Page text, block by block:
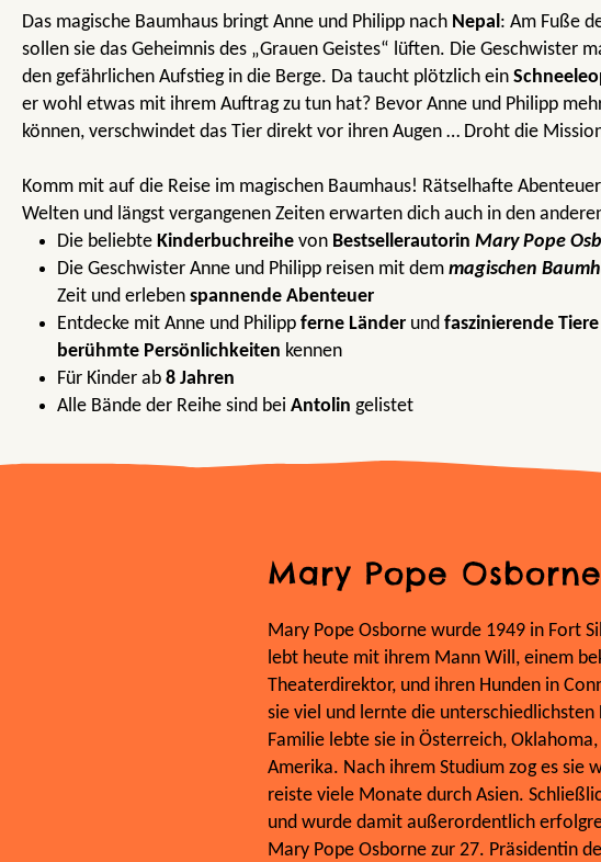
Das magische Baumhaus bringt Anne und Philipp nach Nepal: Am Fuße
sollen sie das Geheimnis des „Grauen Geistes“ lüften. Die Geschwister
den gefährlichen Aufstieg in die Berge. Da taucht plötzlich ein
er wohl etwas mit ihrem Auftrag zu tun hat? Bevor Anne und Philipp
können, verschwindet das Tier direkt vor ihren Augen … Droht die
Komm mit auf die Reise im magischen Baumhaus! Rätselhafte
Welten und längst vergangenen Zeiten erwarten dich auch in den
Die beliebte Kinderbuchreihe von Bestsellerautorin Mary Pope
Die Geschwister Anne und Philipp reisen mit dem magischen
Zeit und erleben spannende Abenteuer
Entdecke mit Anne und Philipp ferne Länder und faszinierende Tiere
berühmte Persönlichkeiten kennen
Für Kinder ab 8 Jahren
Alle Bände der Reihe sind bei Antolin gelistet
Mary Pope Osborne
Mary Pope Osborne wurde 1949 in Fort
lebt heute mit ihrem Mann Will, einem
Theaterdirektor, und ihren Hunden in
sie viel und lernte die
Familie lebte sie in Österreich,
Amerika. Nach ihrem Studium zog es sie
reiste viele Monate durch Asien.
und wurde damit außerordentlich
Mary Pope Osborne zur 27. Präsidentin